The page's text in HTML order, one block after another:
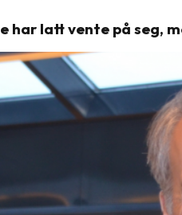
har latt vente på seg,